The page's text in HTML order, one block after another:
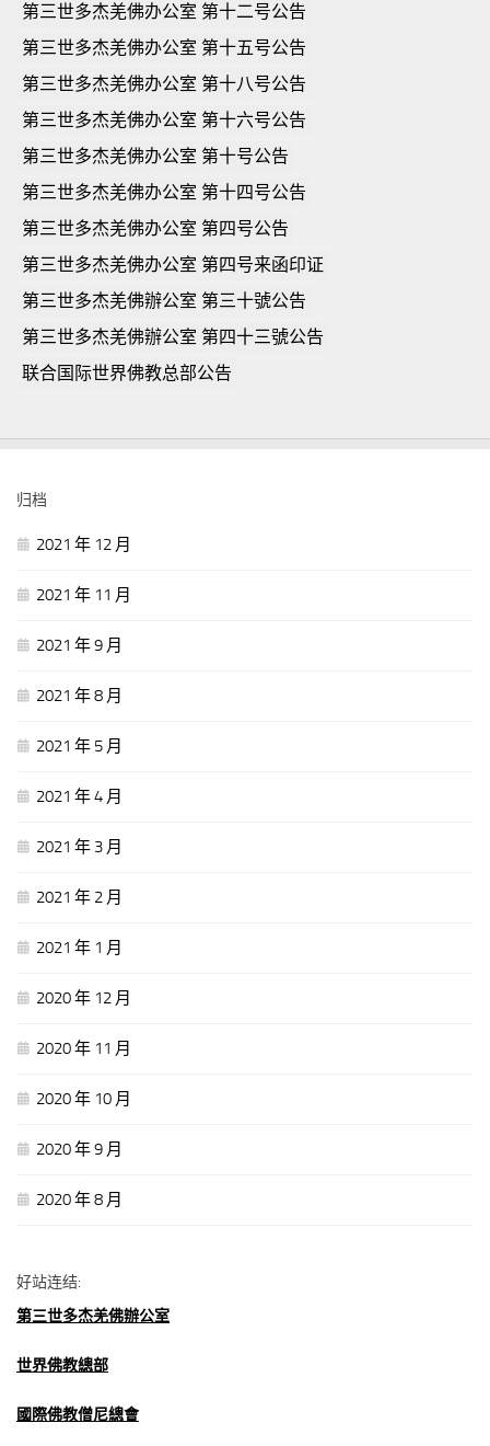
第三世多杰羌佛办公室 第十二号公告
第三世多杰羌佛办公室 第十五号公告
第三世多杰羌佛办公室 第十八号公告
第三世多杰羌佛办公室 第十六号公告
第三世多杰羌佛办公室 第十号公告
第三世多杰羌佛办公室 第十四号公告
第三世多杰羌佛办公室 第四号公告
第三世多杰羌佛办公室 第四号来函印证
第三世多杰羌佛辦公室 第三十號公告
第三世多杰羌佛辦公室 第四十三號公告
联合国际世界佛教总部公告
归档
2021 年 12 月
2021 年 11 月
2021 年 9 月
2021 年 8 月
2021 年 5 月
2021 年 4 月
2021 年 3 月
2021 年 2 月
2021 年 1 月
2020 年 12 月
2020 年 11 月
2020 年 10 月
2020 年 9 月
2020 年 8 月
好站连结:
第三世多杰羌佛辦公室
世界佛教總部
國際佛教僧尼總會